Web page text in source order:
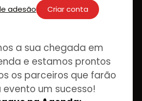
adesão Criar conta
a sua chegada em
e estamos prontos
os parceiros que farão
evento um sucesso!